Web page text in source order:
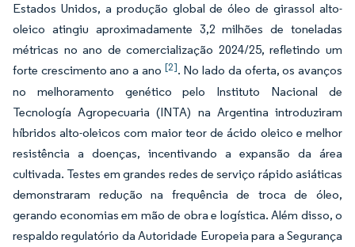
Estados Unidos, a produção global de óleo de girassol alto-
oleico atingiu aproximadamente 3,2 milhões de toneladas
métricas no ano de comercialização 2024/25, refletindo um
forte crescimento ano a ano [2]. No lado da oferta, os avanços
no melhoramento genético pelo Instituto Nacional de
Tecnología Agropecuaria (INTA) na Argentina introduziram
híbridos alto-oleicos com maior teor de ácido oleico e melhor
resistência a doenças, incentivando a expansão da área
cultivada. Testes em grandes redes de serviço rápido asiáticas
demonstraram redução na frequência de troca de óleo,
gerando economias em mão de obra e logística. Além disso, o
respaldo regulatório da Autoridade Europeia para a Segurança